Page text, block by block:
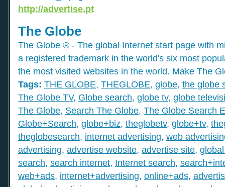
http://advertise.pt
The Globe
The Globe ® - The global Internet start page with
a registered trademark in the world's six most
the most visited websites in the world. Make The
Tags: THE GLOBE, THEGLOBE, globe, the globe
The Globe TV, Globe search, globe tv, globe
The Globe, Search The Globe, The Globe Search
Globe+Search, globe+biz, theglobetv, globe+tv,
theglobesearch, internet advertising, web
advertising, advertise website, advertise site,
search, search internet, Internet search,
web+ads, internet+advertising, online+ads,